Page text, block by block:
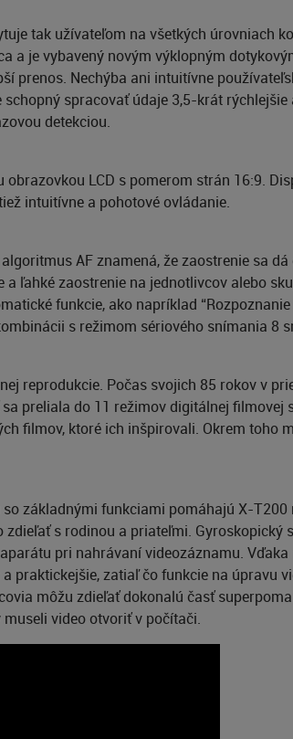
tak užívateľom na všetkých úrovniach
a je vybavený novým výklopným
prenos. Nechýba ani intuitívne
spracovať údaje 3,5-krát
detekciou.
LCD s pomerom strán 16:9.
intuitívne a pohotové ovládanie.
AF znamená, že zaostrenie sa
ľahké zaostrenie na jednotlivcov alebo
funkcie, ako napríklad
s režimom sériového snímania 8
reprodukcie. Počas svojich 85 rokov v
preliala do 11 režimov digitálnej filmovej
filmov, ktoré ich inšpirovali. Okrem toho
základnými funkciami pomáhajú X-
s rodinou a priateľmi.
pri nahrávaní videozáznamu. Vďaka
praktickejšie, zatiaľ čo funkcie na úpravu
môžu zdieľať dokonalú časť
video otvoriť v počítači.